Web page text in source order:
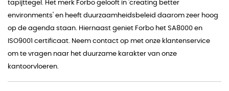
tapijttegel. Het merk Forbo gelooft in 'creating better
environments' en heeft duurzaamheidsbeleid daarom zeer hoog
op de agenda staan. Hiernaast geniet Forbo het SA8000 en
ISO9001 certificaat. Neem contact op met onze klantenservice
om te vragen naar het duurzame karakter van onze
kantoorvloeren.